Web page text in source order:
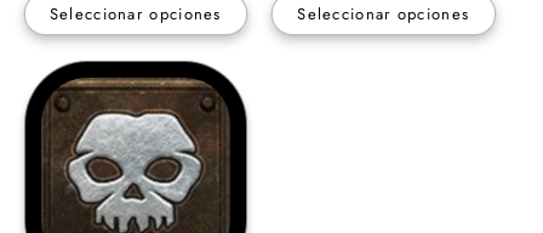
Seleccionar opciones Seleccionar opciones